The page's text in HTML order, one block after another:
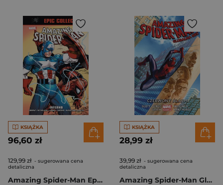
KSIĄŻKA
96,60 zł
129,99 zł - sugerowana cena
detaliczna
Amazing Spider-Man Epic Collection Inferno
KSIĄŻKA
28,99 zł
39,99 zł - sugerowana cena
detaliczna
Amazing Spider-Man Globalna sieć Tom 9 Czerwony alarm